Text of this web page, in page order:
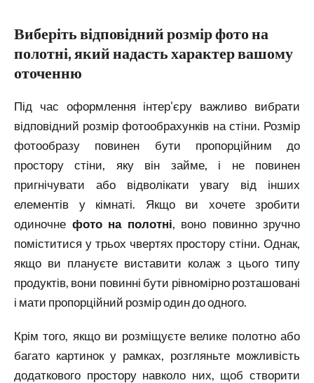
Виберіть відповідний розмір фото на
полотні, який надасть характер вашому
оточенню
Під час оформлення інтер'єру важливо вибрати
відповідний розмір фотообрахунків на стіни. Розмір
фотообразу повинен бути пропорційним до
простору стіни, яку він займе, і не повинен
пригнічувати або відволікати увагу від інших
елементів у кімнаті. Якщо ви хочете зробити
одиночне фото на полотні, воно повинно зручно
поміститися у трьох чвертях простору стіни. Однак,
якщо ви плануєте виставити колаж з цього типу
продуктів, вони повинні бути рівномірно розташовані
і мати пропорційний розмір один до одного.
Крім того, якщо ви розміщуєте велике полотно або
багато картинок у рамках, розгляньте можливість
додаткового простору навколо них, щоб створити